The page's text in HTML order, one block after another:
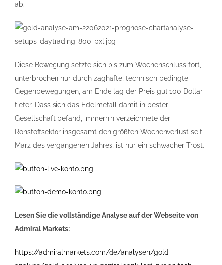
ab.
Diese Bewegung setzte sich bis zum Wochenschluss fort,
unterbrochen nur durch zaghafte, technisch bedingte
Gegenbewegungen, am Ende lag der Preis gut 100 Dollar
tiefer. Dass sich das Edelmetall damit in bester
Gesellschaft befand, immerhin verzeichnete der
Rohstoffsektor insgesamt den größten Wochenverlust seit
März des vergangenen Jahres, ist nur ein schwacher Trost.
Lesen Sie die vollständige Analyse auf der Webseite von
Admiral Markets:
https://admiralmarkets.com/de/analysen/gold-